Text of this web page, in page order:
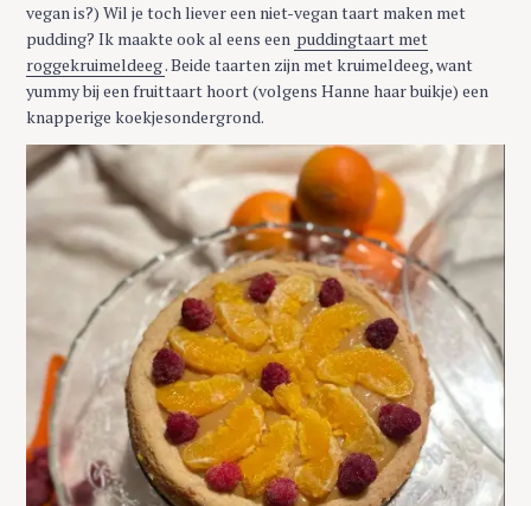
vegan is?) Wil je toch liever een niet-vegan taart maken met
pudding? Ik maakte ook al eens een puddingtaart met
roggekruimeldeeg. Beide taarten zijn met kruimeldeeg, want
yummy bij een fruittaart hoort (volgens Hanne haar buikje) een
knapperige koekjesondergrond.